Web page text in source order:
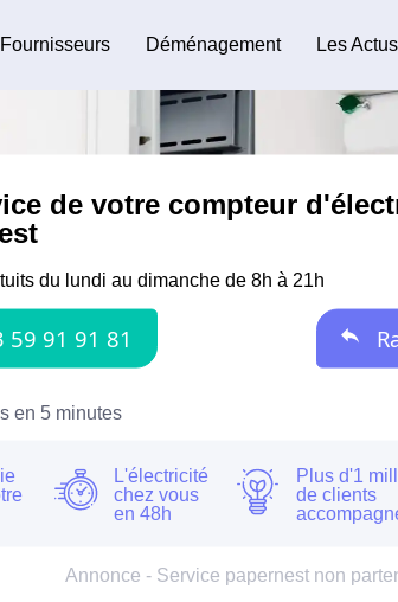
Fournisseurs Déménagement Les